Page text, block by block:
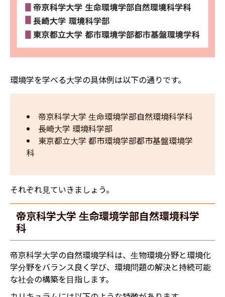
環境学を学べる大学の具体例は以下の通りです。
帝京科学大学 生命環境学部自然環境科学科
長崎大学 環境科学部
東京都立大学 都市環境学部都市基盤環境学
科
それぞれ見ていきましょう。
帝京科学大学 生命環境学部自然環境科学
科
帝京科学大学の自然環境学科は、生物環境分野と環境化
学分野をバランス良く学び、環境問題の解決と持続可能
な社会の構築を目指します。